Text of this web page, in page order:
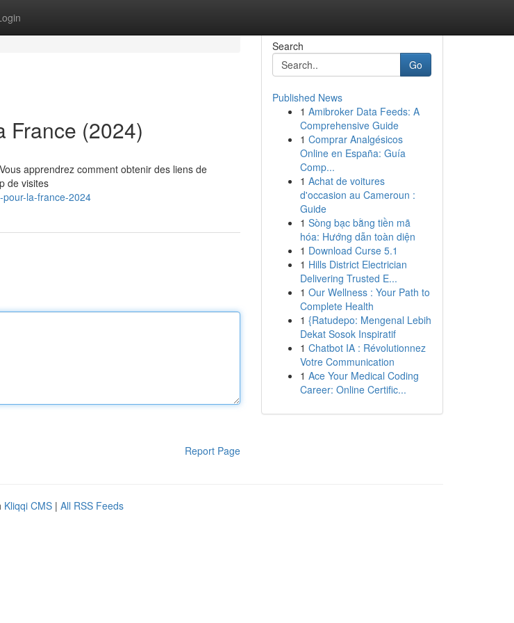
France (2024)
apprendrez comment obtenir des liens de
de visites
la-france-2024
Report Page
Search
Go
Published News
1 Amibroker Data Feeds: A
Comprehensive Guide
1 Comprar Analgésicos
Online en España: Guía
Comp...
1 Achat de voitures
d'occasion au Cameroun :
Guide
1 Sòng bạc bằng tiền mã
hóa: Hướng dẫn toàn diện
1 Download Curse 5.1
1 Hills District Electrician
Delivering Trusted E...
1 Our Wellness : Your Path to
Complete Health
1 {Ratudepo: Mengenal Lebih
Dekat Sosok Inspiratif
1 Chatbot IA : Révolutionnez
Votre Communication
1 Ace Your Medical Coding
Career: Online Certific...
Kliqqi CMS | All RSS Feeds